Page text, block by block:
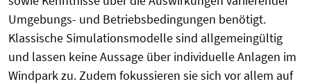
Umgebungs- und Betriebsbedingungen benötigt.
Klassische Simulationsmodelle sind allgemeingültig
und lassen keine Aussage über individuelle Anlagen im
Windpark zu. Zudem fokussieren sie sich vor allem auf